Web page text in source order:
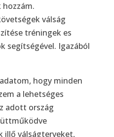
hozzám.
válság
tréningek es
segítségével. Igazából
hogy minden
a lehetséges
adott ország
illő válságterveket,